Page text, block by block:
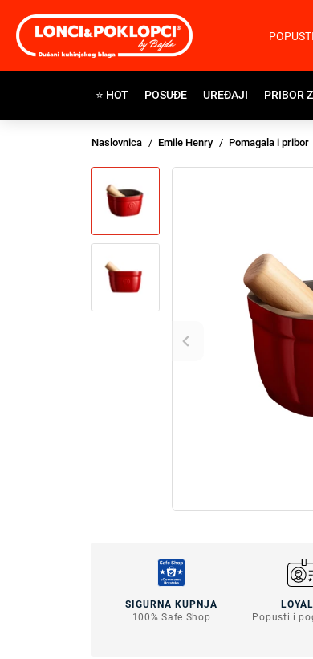
POPUSTI
⭐ HOT POSUĐE UREĐAJI PRIBOR
Naslovnica Emile Henry Pomagala i pribor
SIGURNA KUPNJA
100% Safe Shop
Popusti i